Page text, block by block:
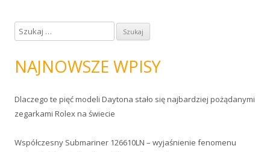
z
k
j
:
NAJNOWSZE WPISY
Dlaczego te pięć modeli Daytona stało się najbardziej pożądanymi
zegarkami Rolex na świecie
Współczesny Submariner 126610LN – wyjaśnienie fenomenu